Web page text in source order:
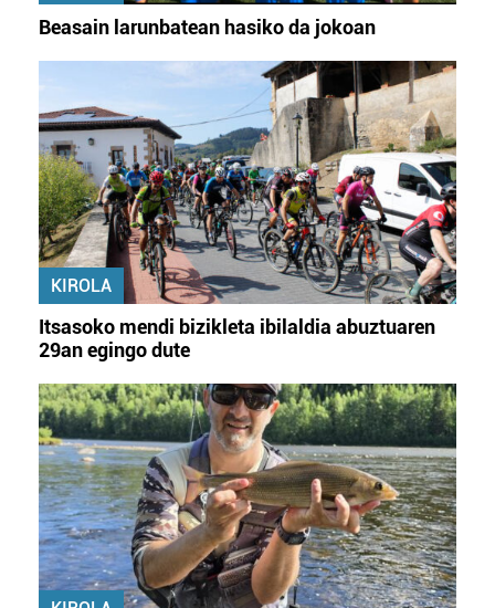
Beasain larunbatean hasiko da jokoan
KIROLA
Itsasoko mendi bizikleta ibilaldia abuztuaren
29an egingo dute